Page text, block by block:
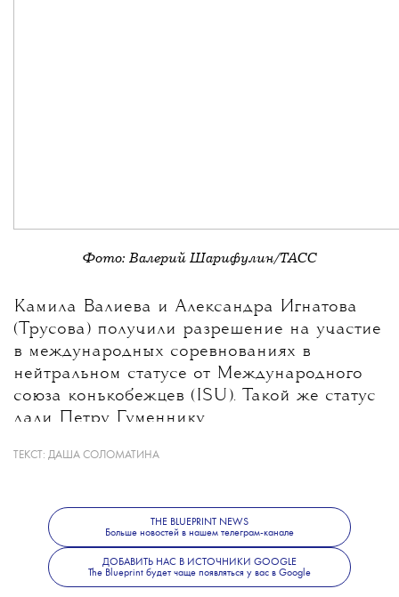
Фото: Валерий Шарифулин/ТАСС
Камила Валиева и Александра Игнатова
(Трусова) получили разрешение на участие
в международных соревнованиях в
нейтральном статусе от Международного
союза конькобежцев (ISU). Такой же статус
дали Петру Гуменнику.
ТЕКСТ: ДАША СОЛОМАТИНА
THE BLUEPRINT NEWS
Больше новостей в нашем телеграм-канале
ДОБАВИТЬ НАС В ИСТОЧНИКИ GOOGLE
The Blueprint будет чаще появляться у вас в Google